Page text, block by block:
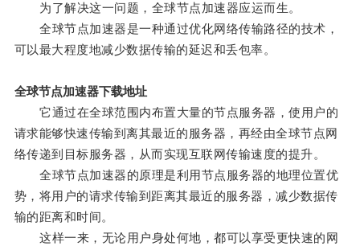
为了解决这一问题，全球节点加速器应运而生。
全球节点加速器是一种通过优化网络传输路径的技术，
可以最大程度地减少数据传输的延迟和丢包率。
全球节点加速器下载地址
它通过在全球范围内布置大量的节点服务器，使用户的
请求能够快速传输到离其最近的服务器，再经由全球节点网
络传递到目标服务器，从而实现互联网传输速度的提升。
全球节点加速器的原理是利用节点服务器的地理位置优
势，将用户的请求传输到距离其最近的服务器，减少数据传
输的距离和时间。
这样一来，无论用户身处何地，都可以享受更快速的网